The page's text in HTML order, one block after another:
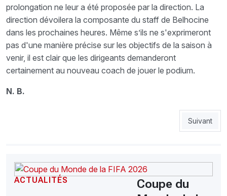
prolongation ne leur a été proposée par la direction. La
direction dévoilera la composante du staff de Belhocine
dans les prochaines heures. Même s’ils ne s'exprimeront
pas d'une manière précise sur les objectifs de la saison à
venir, il est clair que les dirigeants demanderont
certainement au nouveau coach de jouer le podium.
N. B.
Article
Suivant
ACTUALITÉS
Coupe du